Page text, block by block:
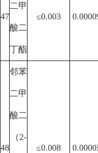
47
二甲
酸二
丁酯
≤0.003
48
邻苯
二甲
酸二
（2-
≤0.008